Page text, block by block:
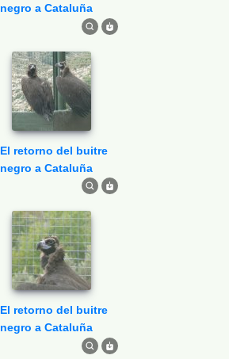
negro a Cataluña
El retorno del buitre
negro a Cataluña
El retorno del buitre
negro a Cataluña